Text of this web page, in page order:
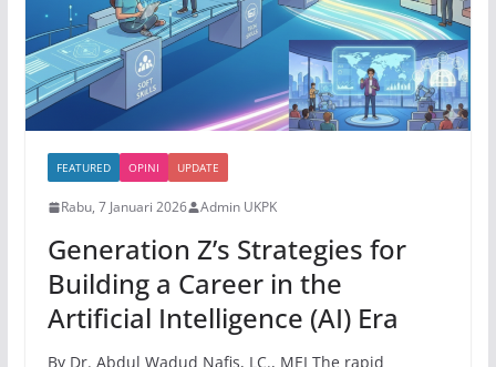
FEATURED OPINI UPDATE
Rabu, 7 Januari 2026 Admin UKPK
Generation Z’s Strategies for
Building a Career in the
Artificial Intelligence (AI) Era
By Dr. Abdul Wadud Nafis, LC., MEI The rapid